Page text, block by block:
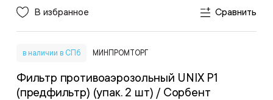
В избранное Сравнить
в наличии в СПб МИНПРОМТОРГ
Фильтр противоаэрозольный UNIX P1
(предфильтр) (упак. 2 шт) / Сорбент